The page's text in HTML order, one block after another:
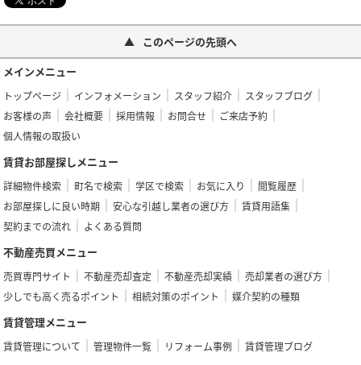
このページの先頭へ
メインメニュー
トップページ インフォメーション スタッフ紹介
スタッフブログ
お客様の声
会社概要 採用情報 お問合せ
ご来店予約
個人情報の取扱い
賃貸お部屋探しメニュー
詳細物件検索 町名で検索 学区で検索 お気に入り
閲覧履歴
お部屋探しに良い時期
安心な引越し業者の選び方
賃貸用語集
契約までの流れ
よくある質問
不動産売買メニュー
売買専門サイト 不動産売却査定 不動産売却実績
売却業者の選び方
少しでも高く売るポイント
相続対策のポイント 媒介契約の種類
賃貸管理メニュー
賃貸管理について 管理物件一覧 リフォーム事例 賃貸管理ブログ